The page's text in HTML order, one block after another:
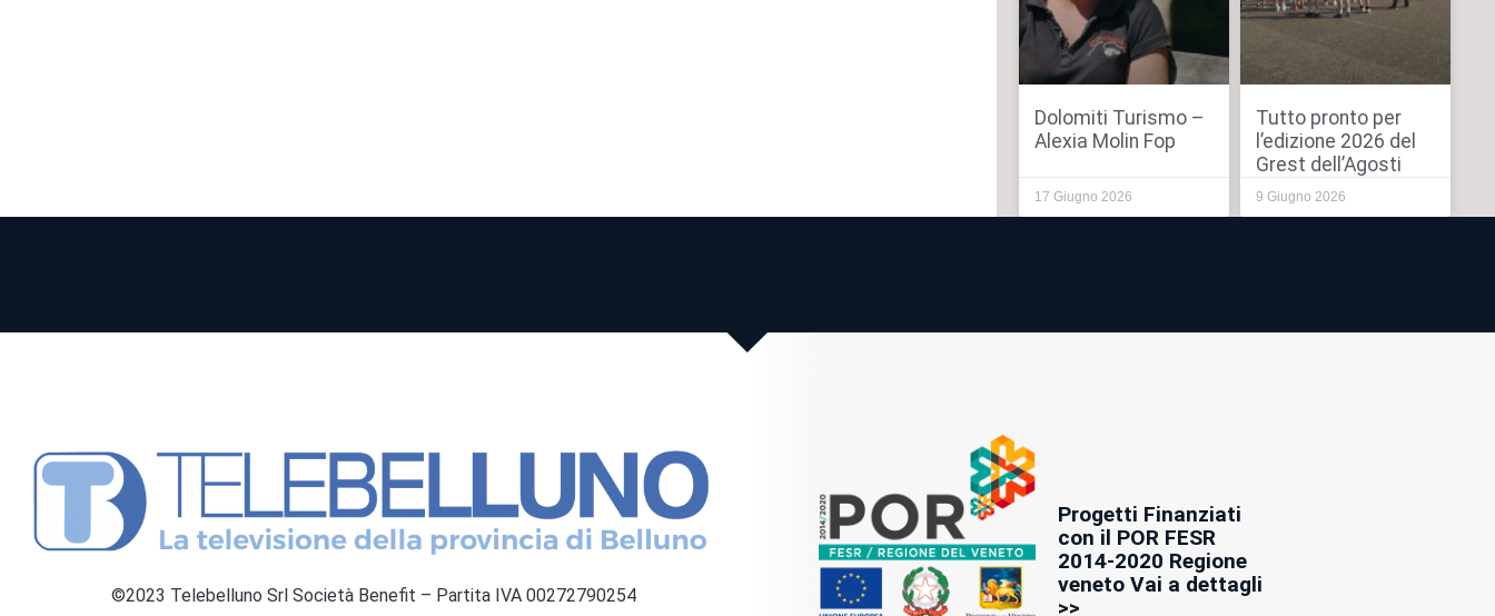
Dolomiti Turismo –
Alexia Molin Fop
17 Giugno 2026
Tutto pronto per
l’edizione 2026 del
Grest dell’Agosti
9 Giugno 2026
©2023 Telebelluno Srl Società Benefit – Partita IVA 00272790254
Progetti Finanziati
con il POR FESR
2014-2020 Regione
veneto Vai a dettagli
>>